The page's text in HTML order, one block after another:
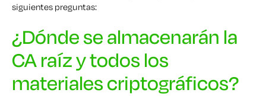
siguientes preguntas:
¿Dónde se almacenarán la
CA raíz y todos los
materiales criptográficos?